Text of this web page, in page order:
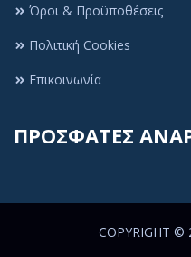
Πολιτική Cookies
παρόμοιες τεχνολογίες,
εξατομικευμένες
Όροι & Προϋποθέσεις
Πολιτική Cookies
Επικοινωνία
ΠΡΟΣΦΑΤΕΣ
COPYRIGHT ©